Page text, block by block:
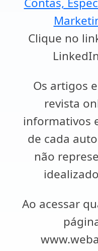
Clique no
Os artigos
revista
informativos
de cada
não
Ao acessar